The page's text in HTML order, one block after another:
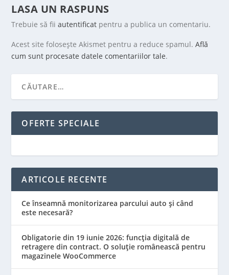
LASA UN RASPUNS
Trebuie să fiiautentificat pentru a publica un comentariu.
Acest site folosește Akismet pentru a reduce spamul.Află
cum sunt procesate datele comentariilor tale.
OFERTE SPECIALE
ARTICOLE RECENTE
Ce înseamnă monitorizarea parcului auto și când
este necesară?
Obligatorie din 19 iunie 2026: funcția digitală de
retragere din contract. O soluție românească pentru
magazinele WooCommerce